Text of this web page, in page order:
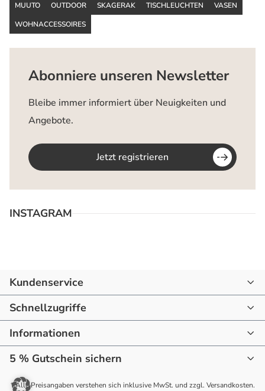
MUUTO
OUTDOOR SKAGERAK TISCHLEUCHTEN
VASEN
WOHNACCESSOIRES
Abonniere unseren Newsletter
Bleibe immer informiert über Neuigkeiten und
Angebote.
Jetzt registrieren
INSTAGRAM
Kundenservice
07144 - 866190
mail@raum-blick.de
Montag - Freitag
10:00 - 16:00 Uhr
Schnellzugriffe
Startseite
Drinnen
Draußen
Informationen
Startseite
Newsletter
5 % Gutschein sichern
Jetzt anmelden und sparen. Verpassen
* Alle Preisangaben verstehen sich inklusive MwSt. und zzgl. Versandkosten.